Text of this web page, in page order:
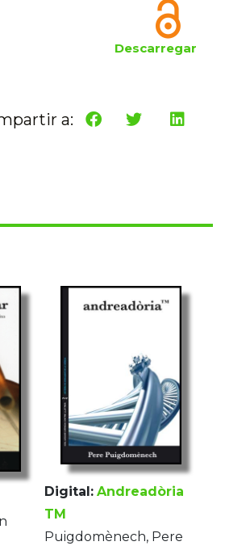
Descarregar
a:
Digital: Andreadòria
TM
Puigdomènech, Pere